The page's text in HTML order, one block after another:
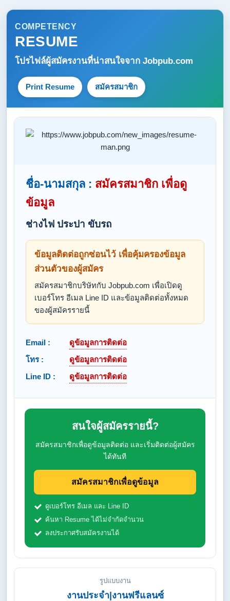
COMPETENCY
RESUME
โปรไฟล์ผู้สมัครงานที่น่าสนใจจาก Jobpub.com
Print Resume สมัครสมาชิก
ชื่อ-นามสกุล : สมัครสมาชิก เพื่อดู
ข้อมูล
ช่างไฟ ประปา ขับรถ
ข้อมูลติดต่อถูกซ่อนไว้ เพื่อคุ้มครองข้อมูล
ส่วนตัวของผู้สมัคร
สมัครสมาชิกบริษัทกับ Jobpub.com เพื่อเปิดดู
เบอร์โทร อีเมล Line ID และข้อมูลติดต่อทั้งหมด
ของผู้สมัครรายนี้
Email :
ดูข้อมูลการติดต่อ
โทร :
ดูข้อมูลการติดต่อ
Line ID :
ดูข้อมูลการติดต่อ
สนใจผู้สมัครรายนี้?
สมัครสมาชิกเพื่อดูข้อมูลติดต่อ และเริ่มติดต่อผู้สมัคร
ได้ทันที
สมัครสมาชิกเพื่อดูข้อมูล
ดูเบอร์โทร อีเมล และ Line ID
ค้นหา Resume ได้ไม่จำกัดจำนวน
ลงประกาศรับสมัครงานได้
รูปแบบงาน
งานประจำ|งานฟรีแลนซ์